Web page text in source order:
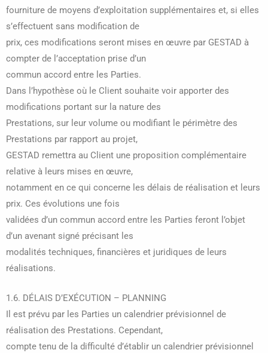
fourniture de moyens d’exploitation supplémentaires et, si elles
s’effectuent sans modification de
prix, ces modifications seront mises en œuvre par GESTAD à
compter de l’acceptation prise d’un
commun accord entre les Parties.
Dans l’hypothèse où le Client souhaite voir apporter des
modifications portant sur la nature des
Prestations, sur leur volume ou modifiant le périmètre des
Prestations par rapport au projet,
GESTAD remettra au Client une proposition complémentaire
relative à leurs mises en œuvre,
notamment en ce qui concerne les délais de réalisation et leurs
prix. Ces évolutions une fois
validées d’un commun accord entre les Parties feront l’objet
d’un avenant signé précisant les
modalités techniques, financières et juridiques de leurs
réalisations.
1.6. DÉLAIS D’EXÉCUTION – PLANNING
Il est prévu par les Parties un calendrier prévisionnel de
réalisation des Prestations. Cependant,
compte tenu de la difficulté d’établir un calendrier prévisionnel